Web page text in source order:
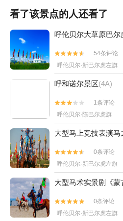
看了该景点的人还看了
呼伦贝尔大草原巴


54条评论
呼伦贝尔·新巴尔虎左旗
呼和诺尔景区(4A)


1条评论
呼伦贝尔·陈巴尔虎旗
大型马上竞技表演马


0条评论
呼伦贝尔·新巴尔虎左旗
大型马术实景剧《蒙


0条评论
呼伦贝尔·新巴尔虎左旗